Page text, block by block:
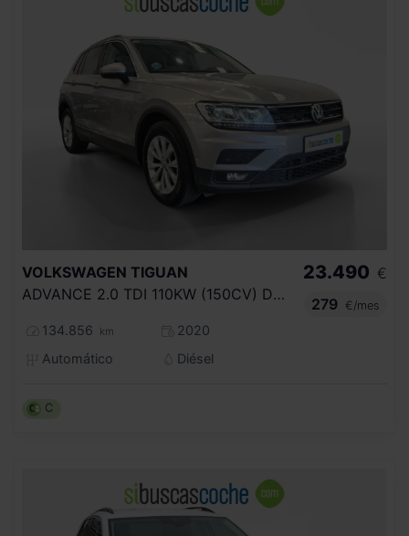
VOLKSWAGEN TIGUAN
ADVANCE 2.0 TDI 110KW (150CV) DSG
134.856 km
2020
Automático
Diésel
23.490 €
279
€/mes
C